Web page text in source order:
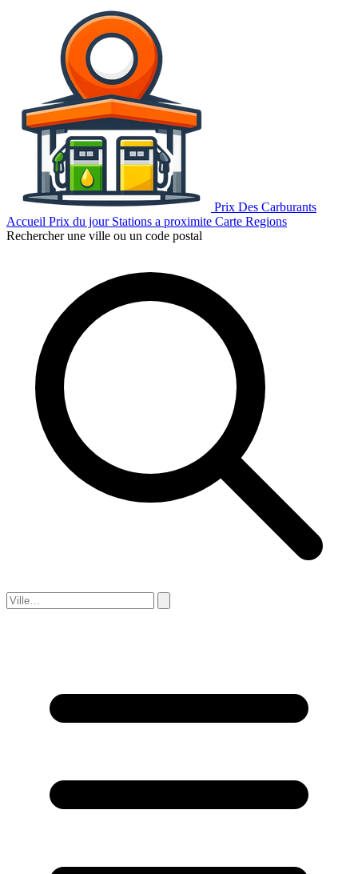
Prix Des Carburants
Accueil Prix du jour Stations a proximite Carte Regions
Rechercher une ville ou un code postal